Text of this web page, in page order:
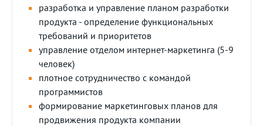
разработка и управление планом разработки
продукта - определение функциональных
требований и приоритетов
управление отделом интернет-маркетинга (5-9
человек)
плотное сотрудничество с командой
программистов
формирование маркетинговых планов для
продвижения продукта компании